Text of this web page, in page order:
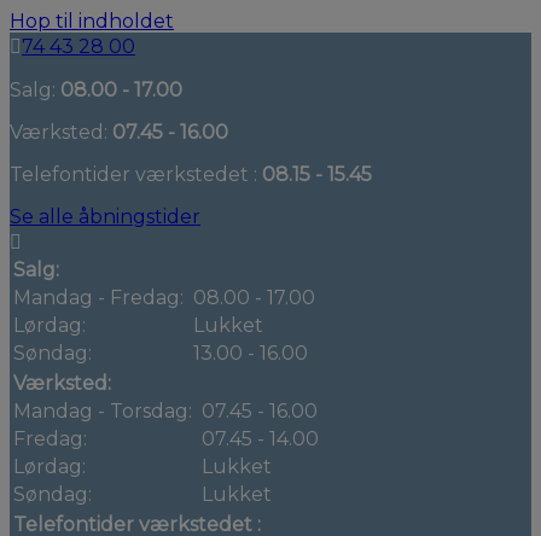
Hop til indholdet
74 43 28 00
Salg: 08.00 - 17.00
Værksted: 07.45 - 16.00
Telefontider værkstedet : 08.15 - 15.45
Se alle åbningstider
Salg:
Mandag - Fredag: 08.00 - 17.00
Lørdag:
Lukket
Søndag:
13.00 - 16.00
Værksted:
Mandag - Torsdag: 07.45 - 16.00
Fredag:
07.45 - 14.00
Lørdag:
Lukket
Søndag:
Lukket
Telefontider værkstedet :